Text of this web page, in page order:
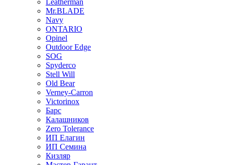
Leatherman
Mr.BLADE
Navy
ONTARIO
Opinel
Outdoor Edge
SOG
Spyderco
Stell Will
Old Bear
Verney-Carron
Victorinox
Барс
Калашников
Zero Tolerance
ИП Елагин
ИП Семина
Кизляр